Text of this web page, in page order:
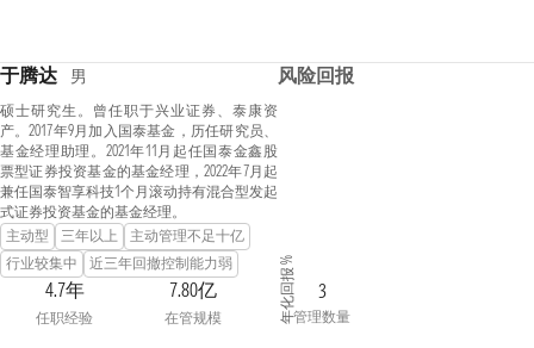
于腾达 男
硕士研究生。曾任职于兴业证券、泰康资
产。2017年9月加入国泰基金，历任研究员、
基金经理助理。2021年11月起任国泰金鑫股
票型证券投资基金的基金经理，2022年7月起
兼任国泰智享科技1个月滚动持有混合型发起
式证券投资基金的基金经理。
主动型
三年以上
主动管理不足十亿
行业较集中
近三年回撤控制能力弱
4.7年
任职经验
7.80亿
在管规模
3
管理数量
风险回报
年化回报 %